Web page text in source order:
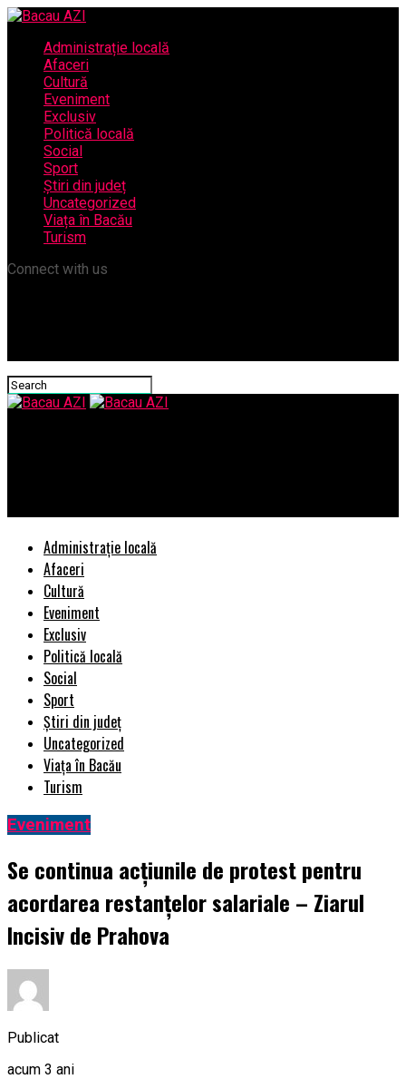
Administrație locală
Afaceri
Cultură
Eveniment
Exclusiv
Politică locală
Social
Sport
Știri din județ
Uncategorized
Viața în Bacău
Turism
Connect with us
Administrație locală
Afaceri
Cultură
Eveniment
Exclusiv
Politică locală
Social
Sport
Știri din județ
Uncategorized
Viața în Bacău
Turism
Eveniment
Se continua acțiunile de protest pentru
acordarea restanțelor salariale – Ziarul
Incisiv de Prahova
Publicat
acum 3 ani